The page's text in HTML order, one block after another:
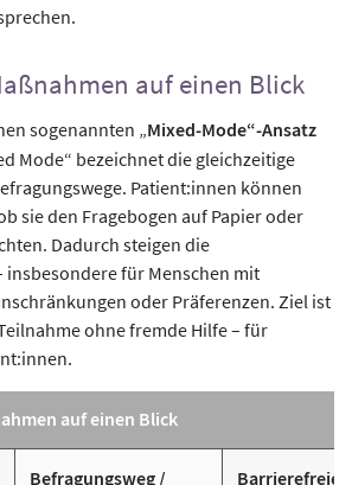
auf einen Blick
sogenannten „Mixed-Mode“-Ansatz
Mode“ bezeichnet die gleichzeitige
Patient:innen können
sie den Fragebogen auf Papier oder
Dadurch steigen die
insbesondere für Menschen mit
oder Präferenzen. Ziel ist
ohne fremde Hilfe – für
auf einen Blick
Befragungsweg / Barrierefreie